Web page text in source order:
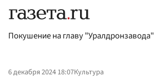
Покушение на главу "Уралдронзавода"
6 декабря 2024 18:07Культура